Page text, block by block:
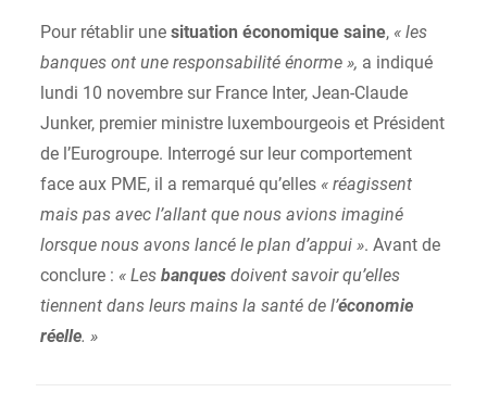
Pour rétablir une situation économique saine,« les
banques ont une responsabilité énorme », a indiqué
lundi 10 novembre sur France Inter, Jean-Claude
Junker, premier ministre luxembourgeois et Président
de l’Eurogroupe. Interrogé sur leur comportement
face aux PME, il a remarqué qu’elles « réagissent
mais pas avec l’allant que nous avions imaginé
lorsque nous avons lancé le plan d’appui ». Avant de
conclure : « Les banquesdoivent savoir qu’elles
tiennent dans leurs mains la santé de l’économie
réelle. »